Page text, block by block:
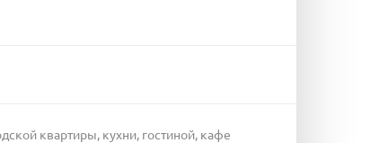
квартиры, кухни, гостиной, кафе